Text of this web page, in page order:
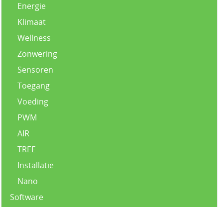
Energie
Klimaat
Wellness
Zonwering
Sensoren
Toegang
Voeding
PWM
AIR
TREE
Installatie
Nano
Software